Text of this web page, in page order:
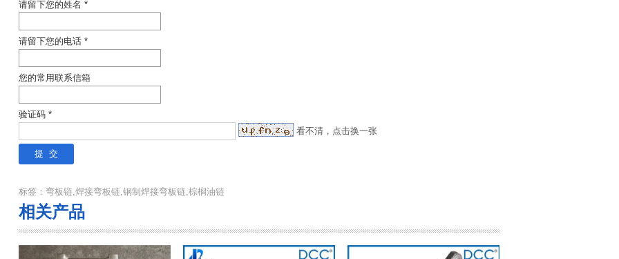
请留下您的姓名 *
请留下您的电话 *
您的常用联系信箱
验证码 *
看不清，点击换一张
标签：弯板链,焊接弯板链,钢制焊接弯板链,棕榈油链
相关产品